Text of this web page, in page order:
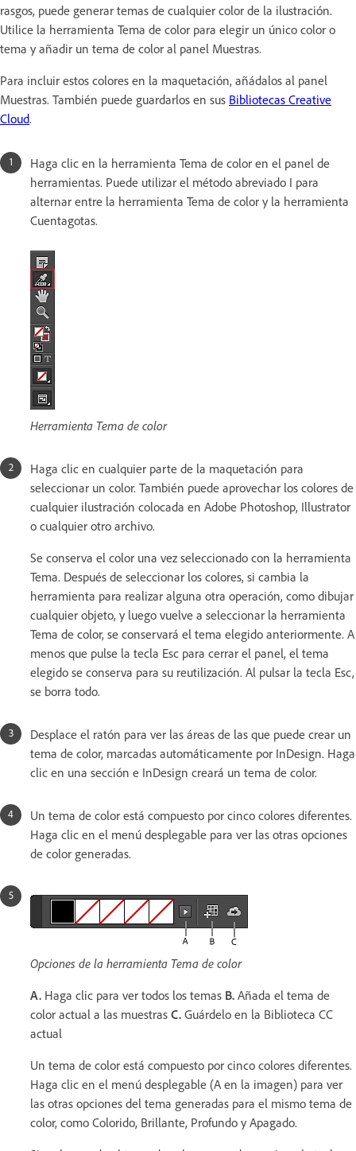
rasgos, puede generar temas de cualquier color de la ilustración.
Utilice la herramienta Tema de color para elegir un único color o
tema y añadir un tema de color al panel Muestras.
Para incluir estos colores en la maquetación, añádalos al panel
Muestras. También puede guardarlos en sus Bibliotecas Creative
Cloud.
Haga clic en la herramienta Tema de color en el panel de
herramientas. Puede utilizar el método abreviado I para
alternar entre la herramienta Tema de color y la herramienta
Cuentagotas.
Herramienta Tema de color
Haga clic en cualquier parte de la maquetación para
seleccionar un color. También puede aprovechar los colores de
cualquier ilustración colocada en Adobe Photoshop, Illustrator
o cualquier otro archivo.
Se conserva el color una vez seleccionado con la herramienta
Tema. Después de seleccionar los colores, si cambia la
herramienta para realizar alguna otra operación, como dibujar
cualquier objeto, y luego vuelve a seleccionar la herramienta
Tema de color, se conservará el tema elegido anteriormente. A
menos que pulse la tecla Esc para cerrar el panel, el tema
elegido se conserva para su reutilización. Al pulsar la tecla Esc,
se borra todo.
Desplace el ratón para ver las áreas de las que puede crear un
tema de color, marcadas automáticamente por InDesign. Haga
clic en una sección e InDesign creará un tema de color.
Un tema de color está compuesto por cinco colores diferentes.
Haga clic en el menú desplegable para ver las otras opciones
de color generadas.
Opciones de la herramienta Tema de color
A. Haga clic para ver todos los temas B. Añada el tema de
color actual a las muestras C. Guárdelo en la Biblioteca CC
actual
Un tema de color está compuesto por cinco colores diferentes.
Haga clic en el menú desplegable (A en la imagen) para ver
las otras opciones del tema generadas para el mismo tema de
color, como Colorido, Brillante, Profundo y Apagado.